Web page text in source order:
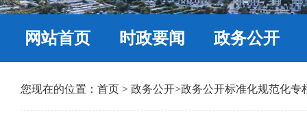
网站首页 时政要闻 政务公开
您现在的位置： 首页 > 政务公开>政务公开标准化规范化专